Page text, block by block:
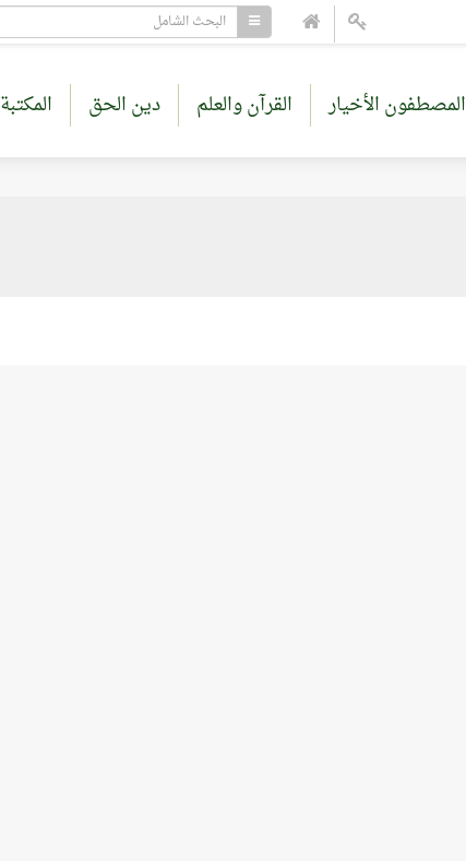
المصطفون الأخيار القرآن والعلم دين الحق المكتبة